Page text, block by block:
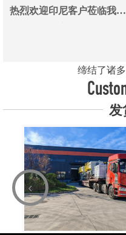
热烈欢迎印尼客户莅临我司
缔结了诸
发
‹